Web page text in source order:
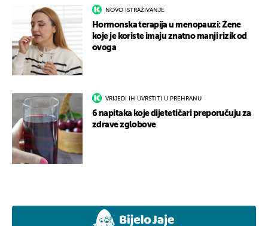
NOVO ISTRAŽIVANJE
Hormonska terapija u menopauzi: Žene
koje je koriste imaju znatno manji rizik od
ovoga
VRIJEDI IH UVRSTITI U PREHRANU
6 napitaka koje dijetetičari preporučuju za
zdrave zglobove